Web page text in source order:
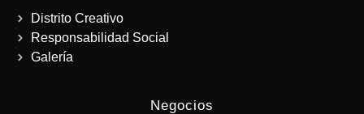
Distrito Creativo
Responsabilidad Social
Galería
Negocios